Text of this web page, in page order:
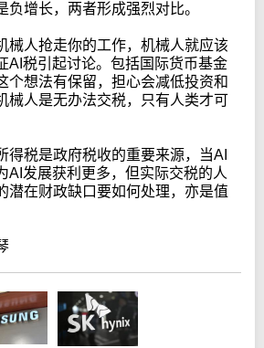
负增长，两者形成强烈对比。
械人抢走你的工作，机械人就应该
AI税引起讨论。包括国际货币基金
个想法有保留，担心会减低投资和
械人是无办法交税，只有人类才可
得税是政府税收的重要来源，当AI
AI发展获利更多，但实际交税的人
潜在财政缺口要如何处理，亦是值